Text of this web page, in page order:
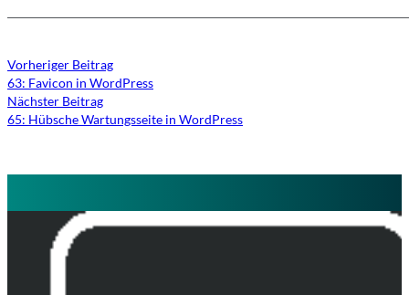
Vorheriger Beitrag
63: Favicon in WordPress
Nächster Beitrag
65: Hübsche Wartungsseite in WordPress